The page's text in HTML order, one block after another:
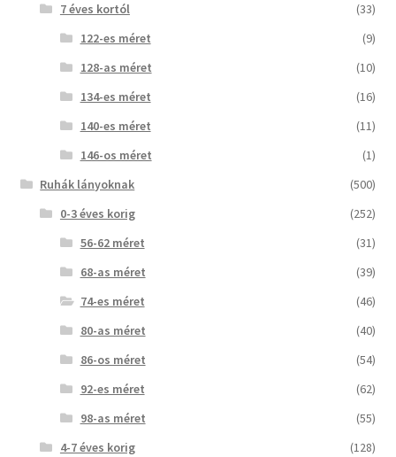
7 éves kortól
(33)
122-es méret
(9)
128-as méret
(10)
134-es méret
(16)
140-es méret
(11)
146-os méret
(1)
Ruhák lányoknak
(500)
0-3 éves korig
(252)
56-62 méret
(31)
68-as méret
(39)
74-es méret
(46)
80-as méret
(40)
86-os méret
(54)
92-es méret
(62)
98-as méret
(55)
4-7 éves korig
(128)